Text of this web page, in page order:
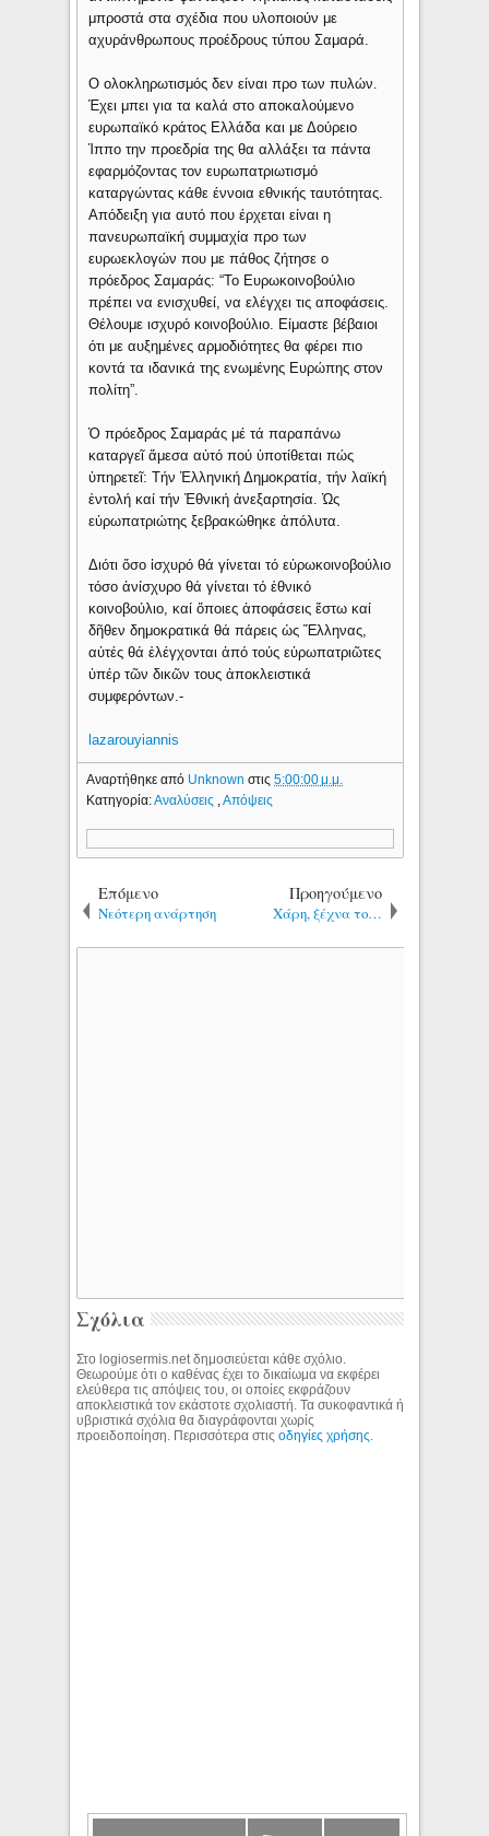
μπροστά στα σχέδια που υλοποιούν με
αχυράνθρωπους προέδρους τύπου Σαμαρά.
Ο ολοκληρωτισμός δεν είναι προ των πυλών.
Έχει μπει για τα καλά στο αποκαλούμενο
ευρωπαϊκό κράτος Ελλάδα και με Δούρειο
Ίππο την προεδρία της θα αλλάξει τα πάντα
εφαρμόζοντας τον ευρωπατριωτισμό
καταργώντας κάθε έννοια εθνικής ταυτότητας.
Απόδειξη για αυτό που έρχεται είναι η
πανευρωπαϊκή συμμαχία προ των
ευρωεκλογών που με πάθος ζήτησε ο
πρόεδρος Σαμαράς: “Το Ευρωκοινοβούλιο
πρέπει να ενισχυθεί, να ελέγχει τις αποφάσεις.
Θέλουμε ισχυρό κοινοβούλιο. Είμαστε βέβαιοι
ότι με αυξημένες αρμοδιότητες θα φέρει πιο
κοντά τα ιδανικά της ενωμένης Ευρώπης στον
πολίτη”.
Ὁ πρόεδρος Σαμαράς μέ τά παραπάνω
καταργεῖ ἄμεσα αὐτό πού ὑποτίθεται πώς
ὑπηρετεῖ: Τήν Ἑλληνική Δημοκρατία, τήν λαϊκή
ἐντολή καί τήν Ἐθνική ἀνεξαρτησία. Ὡς
εὐρωπατριώτης ξεβρακώθηκε ἀπόλυτα.
Διότι ὅσο ἰσχυρό θά γίνεται τό εὐρωκοινοβούλιο
τόσο ἀνίσχυρο θά γίνεται τό ἐθνικό
κοινοβούλιο, καί ὅποιες ἀποφάσεις ἔστω καί
δῆθεν δημοκρατικά θά πάρεις ὡς Ἕλληνας,
αὐτές θά ἐλέγχονται ἀπό τούς εὐρωπατριῶτες
ὑπέρ τῶν δικῶν τους ἀποκλειστικά
συμφερόντων.-
lazarouyiannis
Αναρτήθηκε από Unknownστις5:00:00 μ.μ.
Κατηγορία:Αναλύσεις ,Απόψεις
Επόμενο
Νεότερη ανάρτηση
Προηγούμενο
Χάρη, ξέχνα το…
Σχόλια
Στο logiosermis.net δημοσιεύεται κάθε σχόλιο.
Θεωρούμε ότι ο καθένας έχει το δικαίωμα να εκφέρει
ελεύθερα τις απόψεις του, οι οποίες εκφράζουν
αποκλειστικά τον εκάστοτε σχολιαστή. Τα συκοφαντικά ή
υβριστικά σχόλια θα διαγράφονται χωρίς
προειδοποίηση. Περισσότερα στιςοδηγίες χρήσης